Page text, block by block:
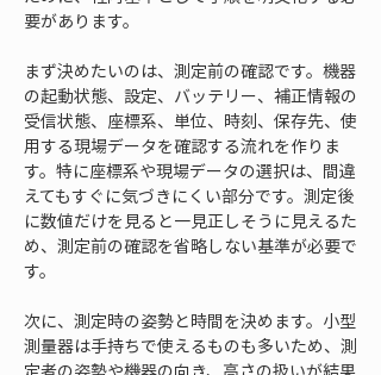
要があります。
まず決めたいのは、測定前の確認です。機器
の起動状態、設定、バッテリー、補正情報の
受信状態、座標系、単位、時刻、保存先、使
用する現場データを確認する流れを作りま
す。特に座標系や現場データの選択は、間違
えてもすぐに気づきにくい部分です。測定後
に数値だけを見ると一見正しそうに見えるた
め、測定前の確認を省略しない基準が必要で
す。
次に、測定時の姿勢と時間を決めます。小型
測量器は手持ちで使えるものも多いため、測
定者の姿勢や機器の向き、高さの扱いが結果